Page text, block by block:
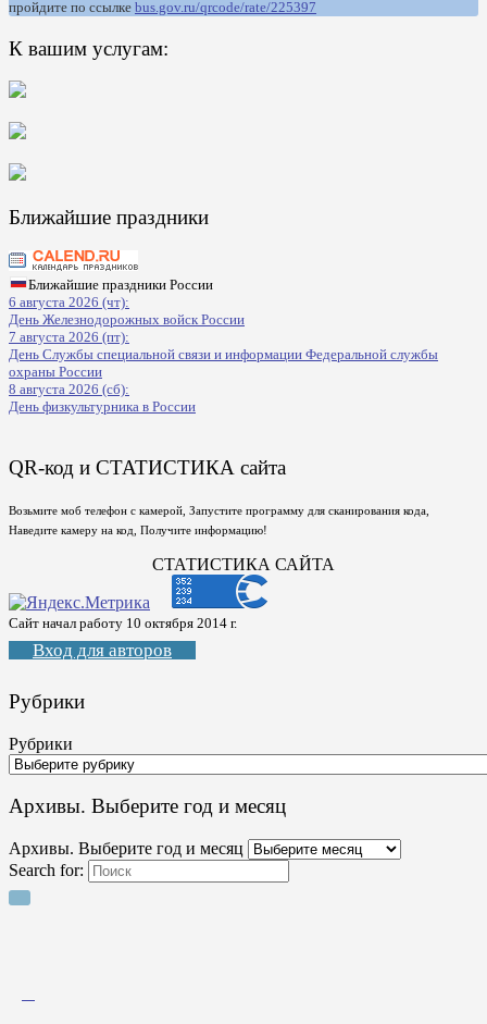
пройдите по ссылке bus.gov.ru/qrcode/rate/225397
К вашим услугам:
Ближайшие праздники
Ближайшие праздники России
6 августа 2026 (чт):
День Железнодорожных войск России
7 августа 2026 (пт):
День Службы специальной связи и информации Федеральной службы
охраны России
8 августа 2026 (сб):
День физкультурника в России
QR-код и СТАТИСТИКА сайта
Возьмите моб телефон с камерой, Запустите программу для сканирования кода,
Наведите камеру на код, Получите информацию!
СТАТИСТИКА САЙТА
Сайт начал работу 10 октября 2014 г.
Вход для авторов
Рубрики
Рубрики
Архивы. Выберите год и месяц
Архивы. Выберите год и месяц
Search for: